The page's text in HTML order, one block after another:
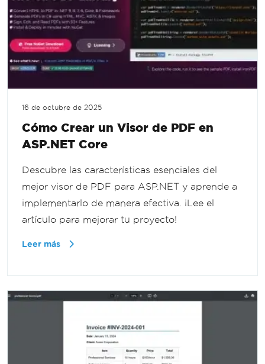
16 de octubre de 2025
Cómo Crear un Visor de PDF en
ASP.NET Core
Descubre las características esenciales del
mejor visor de PDF para ASP.NET y aprende a
implementarlo de manera efectiva. ¡Lee el
artículo para mejorar tu proyecto!
Leer más